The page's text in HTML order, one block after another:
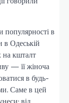
в
в Одеській
на кшталт
— її жіноча
в будь-
Саме в цей